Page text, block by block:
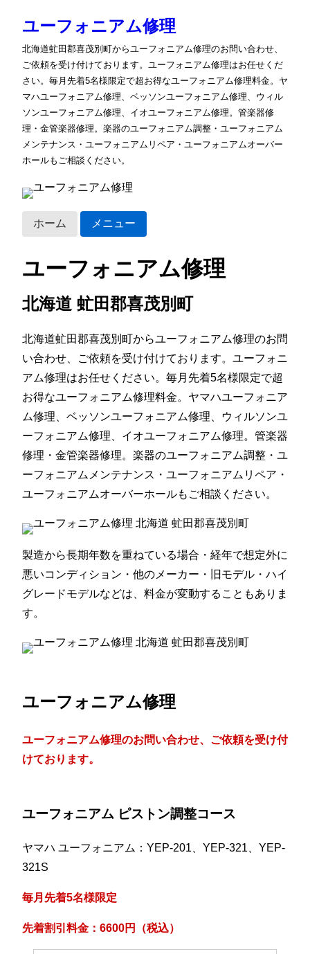
ユーフォニアム修理
北海道虻田郡喜茂別町からユーフォニアム修理のお問い合わせ、
ご依頼を受け付けております。ユーフォニアム修理はお任せくだ
さい。毎月先着5名様限定で超お得なユーフォニアム修理料金。ヤ
マハユーフォニアム修理、ベッソンユーフォニアム修理、ウィル
ソンユーフォニアム修理、イオユーフォニアム修理。管楽器修
理・金管楽器修理。楽器のユーフォニアム調整・ユーフォニアム
メンテナンス・ユーフォニアムリペア・ユーフォニアムオーバー
ホールもご相談ください。
ホーム メニュー
ユーフォニアム修理
北海道 虻田郡喜茂別町
北海道虻田郡喜茂別町からユーフォニアム修理のお問
い合わせ、ご依頼を受け付けております。ユーフォニ
アム修理はお任せください。毎月先着5名様限定で超
お得なユーフォニアム修理料金。ヤマハユーフォニア
ム修理、ベッソンユーフォニアム修理、ウィルソンユ
ーフォニアム修理、イオユーフォニアム修理。管楽器
修理・金管楽器修理。楽器のユーフォニアム調整・ユ
ーフォニアムメンテナンス・ユーフォニアムリペア・
ユーフォニアムオーバーホールもご相談ください。
製造から長期年数を重ねている場合・経年で想定外に
悪いコンディション・他のメーカー・旧モデル・ハイ
グレードモデルなどは、料金が変動することもありま
す。
ユーフォニアム修理
ユーフォニアム修理のお問い合わせ、ご依頼を受け付
けております。
ユーフォニアム ピストン調整コース
ヤマハ ユーフォニアム：YEP-201、YEP-321、YEP-
321S
毎月先着5名様限定
先着割引料金：6600円（税込）